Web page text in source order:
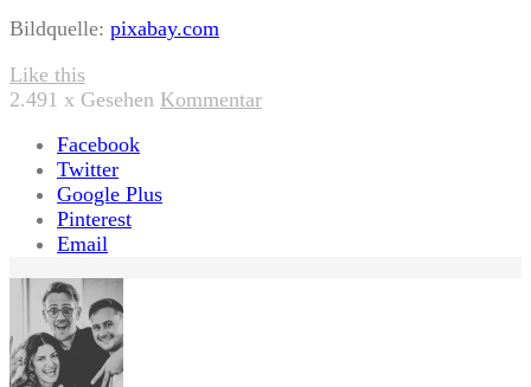
Bildquelle: pixabay.com
Like this
2.491 x Gesehen Kommentar
Facebook
Twitter
Google Plus
Pinterest
Email